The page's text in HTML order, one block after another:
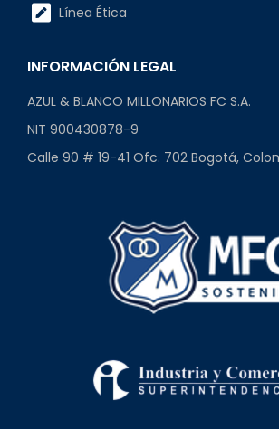
Línea Ética
INFORMACIÓN LEGAL
AZUL & BLANCO MILLONARIOS FC S.A.
NIT 900430878-9
Calle 90 # 19-41 Ofc. 702 Bogotá,